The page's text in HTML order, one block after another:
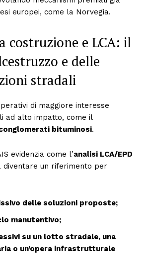
europei, come la Norvegia.
costruzione e LCA: il
e delle
stradali
di maggiore interesse
ad alto impatto, come il
bituminosi.
evidenzia come l’analisi LCA/EPD
diventare un riferimento per
delle soluzioni proposte;
manutentivo;
su un lotto stradale, una
o un’opera infrastrutturale